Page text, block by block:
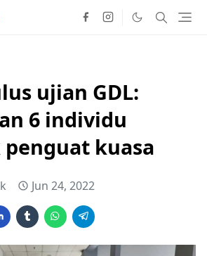
ujian GDL:
6 individu
kuasa
Jun 24, 2022